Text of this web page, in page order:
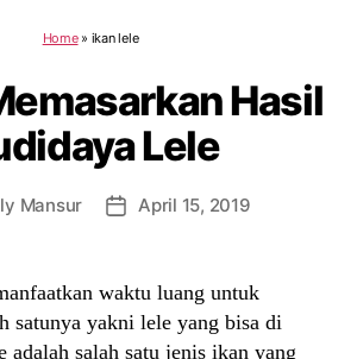
Home» ikan lele
Hasil
Lele
Mansur
PostApril 15, 2019
waktu luang untuk
satunya yakni lele yang bisa di
adalah salah satu jenis ikan yang